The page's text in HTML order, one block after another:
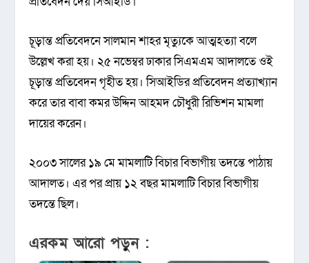
চূড়ান্ত প্রতিবেদনে সালমান শাহর মৃত্যুকে আত্মহত্যা বলে
উল্লেখ করা হয়। ২৫ নভেম্বর ঢাকার সিএমএম আদালতে ওই
চূড়ান্ত প্রতিবেদন গৃহীত হয়। সিআইডির প্রতিবেদন প্রত্যাখ্যান
করে তার বাবা কমর উদ্দিন আহমদ চৌধুরী রিভিশন মামলা
দায়ের করেন।
২০০৩ সালের ১৯ মে মামলাটি বিচার বিভাগীয় তদন্তে পাঠায়
আদালত। এর পর প্রায় ১২ বছর মামলাটি বিচার বিভাগীয়
তদন্তে ছিল।
এরকম আরো পড়ুন :